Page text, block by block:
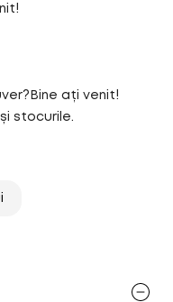
ați venit!
stocurile.